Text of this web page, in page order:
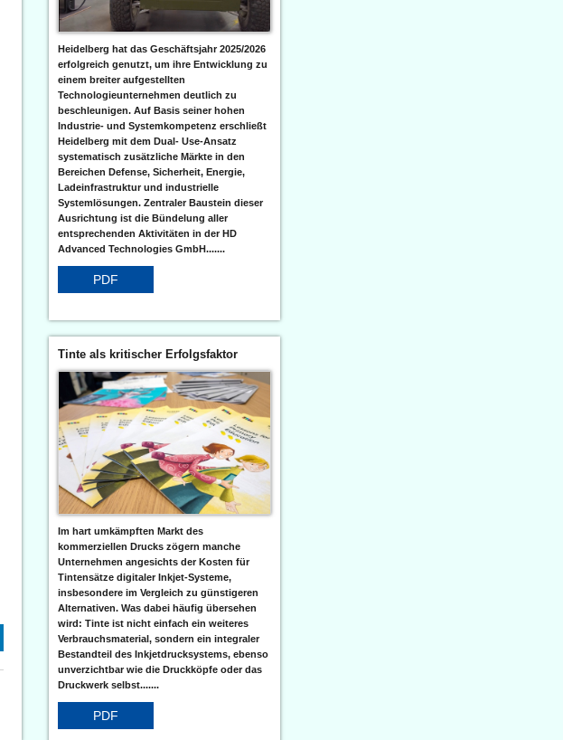
Heidelberg hat das Geschäftsjahr 2025/2026
erfolgreich genutzt, um ihre Entwicklung zu
einem breiter aufgestellten
Technologieunternehmen deutlich zu
beschleunigen. Auf Basis seiner hohen
Industrie- und Systemkompetenz erschließt
Heidelberg mit dem Dual- Use-Ansatz
systematisch zusätzliche Märkte in den
Bereichen Defense, Sicherheit, Energie,
Ladeinfrastruktur und industrielle
Systemlösungen. Zentraler Baustein dieser
Ausrichtung ist die Bündelung aller
entsprechenden Aktivitäten in der HD
Advanced Technologies GmbH.......
PDF
Tinte als kritischer Erfolgsfaktor
Im hart umkämpften Markt des
kommerziellen Drucks zögern manche
Unternehmen angesichts der Kosten für
Tintensätze digitaler Inkjet-Systeme,
insbesondere im Vergleich zu günstigeren
Alternativen. Was dabei häufig übersehen
wird: Tinte ist nicht einfach ein weiteres
Verbrauchsmaterial, sondern ein integraler
Bestandteil des Inkjetdrucksystems, ebenso
unverzichtbar wie die Druckköpfe oder das
Druckwerk selbst.......
PDF